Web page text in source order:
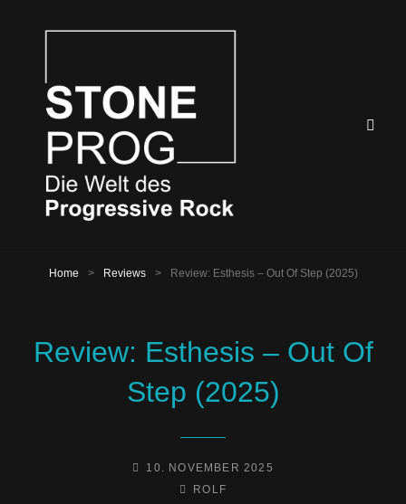
Home > Reviews > Review: Esthesis – Out Of Step (2025)
Review: Esthesis – Out Of
Step (2025)
POSTED-
10. NOVEMBER 2025
BY
BYLINE
ROLF